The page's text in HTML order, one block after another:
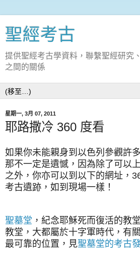
聖經考古
提供聖經考古學資料，聯繫聖經研究
之間的關係
星期一, 3月 07, 2011
耶路撒冷 360 度看
如果你未能親身到以色列參觀許
那不一定是遺憾，因為除了可以
之外，你亦可以到以下的網址，
考古遺跡，如到現場一樣！
聖墓堂 ，紀念耶穌死而復活的教
教堂，大都屬於十字軍時代，有
最可靠的位置，見聖墓堂的考古